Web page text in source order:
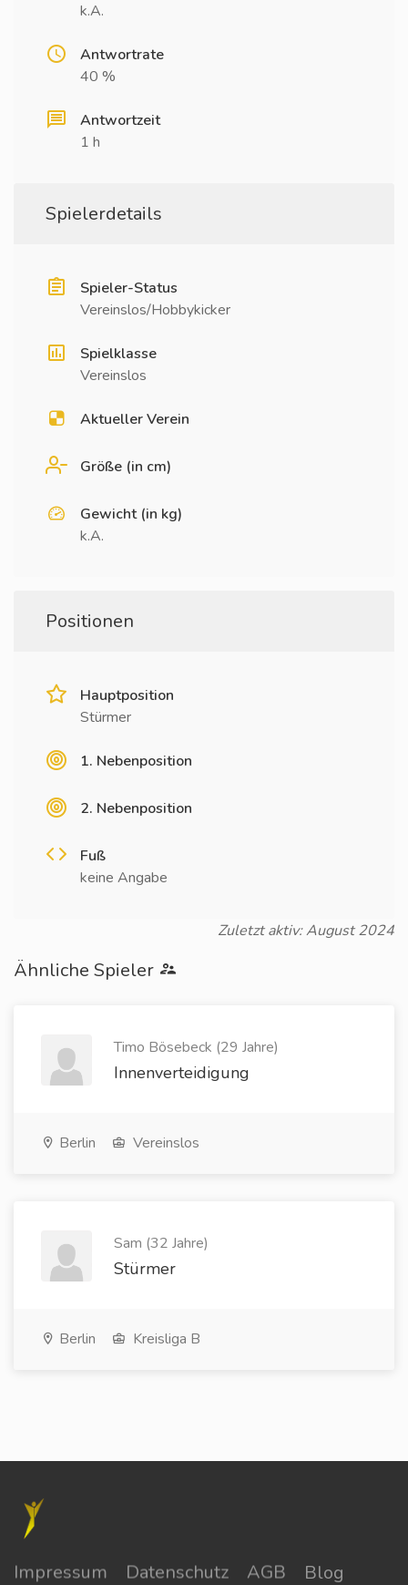
k.A.
Antwortrate
40 %
Antwortzeit
1 h
Spielerdetails
Spieler-Status
Vereinslos/Hobbykicker
Spielklasse
Vereinslos
Aktueller Verein
Größe (in cm)
Gewicht (in kg)
k.A.
Positionen
Hauptposition
Stürmer
1. Nebenposition
2. Nebenposition
Fuß
keine Angabe
Zuletzt aktiv: August 2024
Ähnliche Spieler
Timo Bösebeck (29 Jahre)
Innenverteidigung
Berlin Vereinslos
Sam (32 Jahre)
Stürmer
Berlin Kreisliga B
Impressum Datenschutz AGB Blog